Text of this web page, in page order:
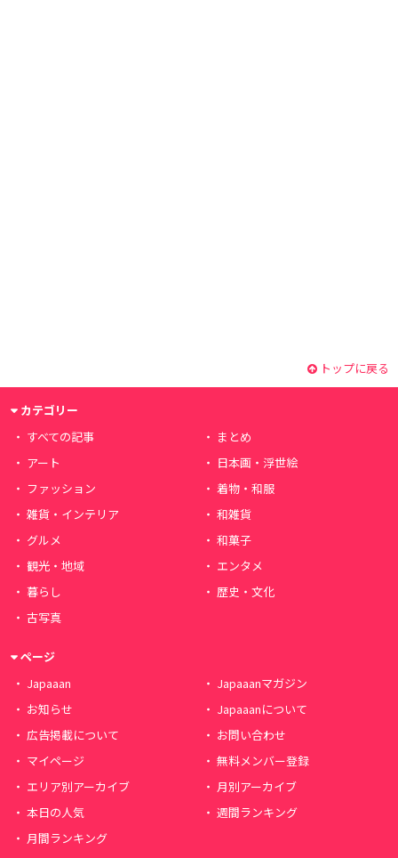
トップに戻る
カテゴリー
すべての記事
まとめ
アート
日本画・浮世絵
ファッション
着物・和服
雑貨・インテリア
和雑貨
グルメ
和菓子
観光・地域
エンタメ
暮らし
歴史・文化
古写真
ページ
Japaaan
Japaaanマガジン
お知らせ
Japaaanについて
広告掲載について
お問い合わせ
マイページ
無料メンバー登録
エリア別アーカイブ
月別アーカイブ
本日の人気
週間ランキング
月間ランキング